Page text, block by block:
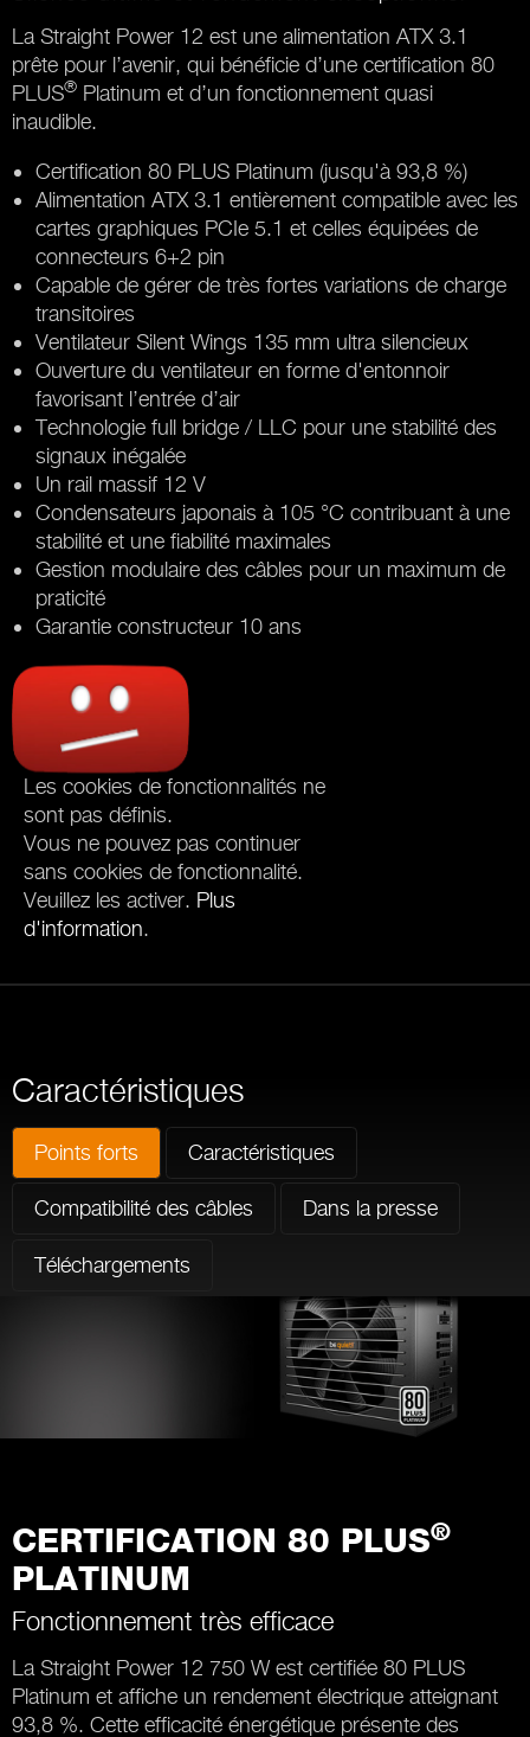
La Straight Power 12 est une alimentation ATX 3.1
prête pour l’avenir, qui bénéficie d’une certification 80
PLUS® Platinum et d’un fonctionnement quasi
inaudible.
Certification 80 PLUS Platinum (jusqu'à 93,8 %)
Alimentation ATX 3.1 entièrement compatible avec les
cartes graphiques PCIe 5.1 et celles équipées de
connecteurs 6+2 pin
Capable de gérer de très fortes variations de charge
transitoires
Ventilateur Silent Wings 135 mm ultra silencieux
Ouverture du ventilateur en forme d'entonnoir
favorisant l’entrée d’air
Technologie full bridge / LLC pour une stabilité des
signaux inégalée
Un rail massif 12 V
Condensateurs japonais à 105 °C contribuant à une
stabilité et une fiabilité maximales
Gestion modulaire des câbles pour un maximum de
praticité
Garantie constructeur 10 ans
Les cookies de fonctionnalités ne
sont pas définis.
Vous ne pouvez pas continuer
sans cookies de fonctionnalité.
Veuillez les activer. Plus
d'information.
Caractéristiques
Points forts Caractéristiques
Compatibilité des câbles Dans la presse
Téléchargements
CERTIFICATION 80 PLUS®
PLATINUM
Fonctionnement très efficace
La Straight Power 12 750 W est certifiée 80 PLUS
Platinum et affiche un rendement électrique atteignant
93,8 %. Cette efficacité énergétique présente des